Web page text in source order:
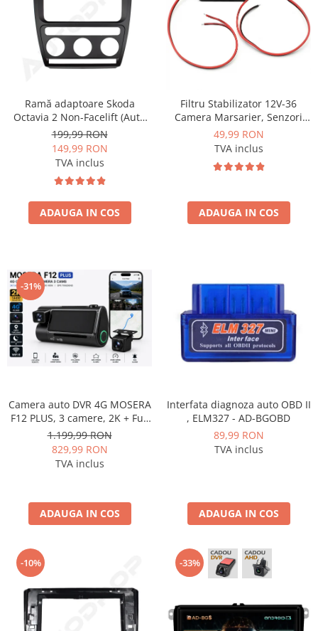
Nissan
Mitsubishi
Mazda
Isuzu
Subaru
Smart
Fiat
Volvo
Ssangyong
Daihatsu
Dodge
Navigații auto universale
Ramă adaptoare Skoda
Octavia 2 Non-Facelift (Auto
A/C) 2004-2009 - fațetă
213×133 (RNS 510 / RCD 330),
montaj dedicat
199,99 RON
149,99 RON
TVA inclus
ADAUGA IN COS
Filtru Stabilizator 12V-36
Camera Marsarier, Senzori
Auto Deparazitare - AD-
BGCFILTER
49,99 RON
TVA inclus
ADAUGA IN COS
-31%
Camera auto DVR 4G MOSERA
F12 PLUS, 3 camere, 2K + Full
HD, Sony IMX415, GPS
Tracking, WiFi 6, Night Vision
IR, Cloud Live View,
1.199,99 RON
829,99 RON
TVA inclus
ADAUGA IN COS
Interfata diagnoza auto OBD II
, ELM327 - AD-BGOBD
89,99 RON
TVA inclus
ADAUGA IN COS
-10% -33%